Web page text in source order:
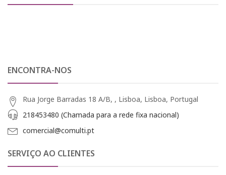
ENCONTRA-NOS
Rua Jorge Barradas 18 A/B, , Lisboa, Lisboa, Portugal
218453480 (Chamada para a rede fixa nacional)
comercial@comulti.pt
SERVIÇO AO CLIENTES